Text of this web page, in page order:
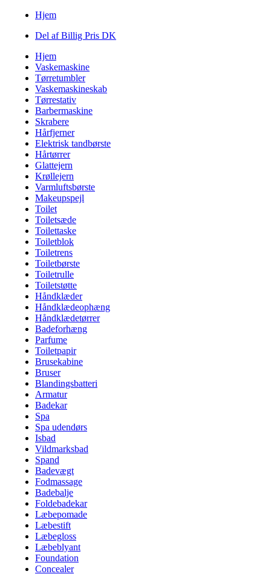
Hjem
Del af Billig Pris DK
Hjem
Vaskemaskine
Tørretumbler
Vaskemaskineskab
Tørrestativ
Barbermaskine
Skrabere
Hårfjerner
Elektrisk tandbørste
Hårtørrer
Glattejern
Krøllejern
Varmluftsbørste
Makeupspejl
Toilet
Toiletsæde
Toilettaske
Toiletblok
Toiletrens
Toiletbørste
Toiletrulle
Toiletstøtte
Håndklæder
Håndklædeophæng
Håndklædetørrer
Badeforhæng
Parfume
Toiletpapir
Brusekabine
Bruser
Blandingsbatteri
Armatur
Badekar
Spa
Spa udendørs
Isbad
Vildmarksbad
Spand
Badevægt
Fodmassage
Badebalje
Foldebadekar
Læbepomade
Læbestift
Læbegloss
Læbeblyant
Foundation
Concealer